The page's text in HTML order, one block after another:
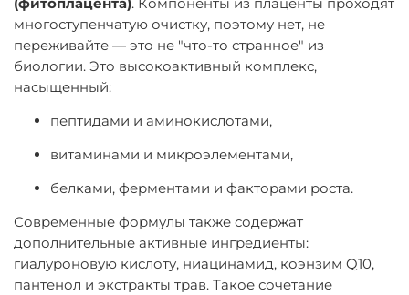
многоступенчатую очистку, поэтому нет, не
переживайте — это не "что-то странное" из
биологии. Это высокоактивный комплекс,
насыщенный:
пептидами и аминокислотами,
витаминами и микроэлементами,
белками, ферментами и факторами роста.
Современные формулы также содержат
дополнительные активные ингредиенты:
гиалуроновую кислоту, ниацинамид, коэнзим Q10,
пантенол и экстракты трав. Такое сочетание